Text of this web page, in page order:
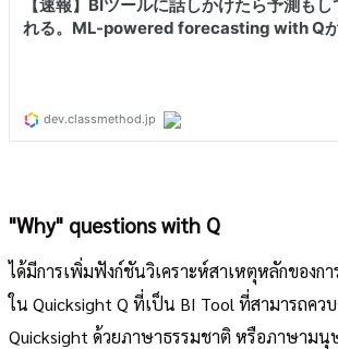
"Why" questions with Q
ได้มีการเพิ่มฟังก์ชันวิเคราะห์สาเหตุหลักของก
ใน Quicksight Q ที่เป็น BI Tool ที่สามารถคว
Quicksight ด้วยภาษาธรรมชาติ หรือภาษามนุ